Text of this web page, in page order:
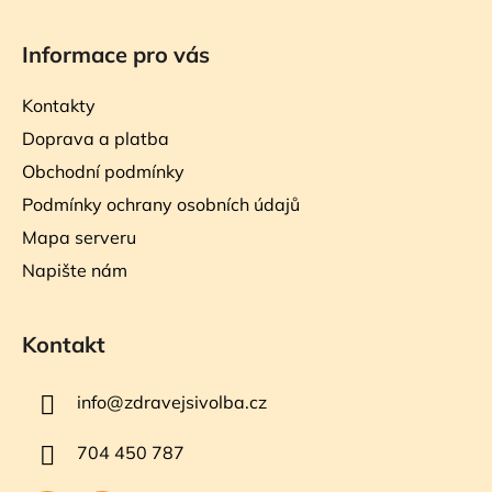
Informace pro vás
Kontakty
Doprava a platba
Obchodní podmínky
Podmínky ochrany osobních údajů
Mapa serveru
Napište nám
Kontakt
info@zdravejsivolba.cz
704 450 787